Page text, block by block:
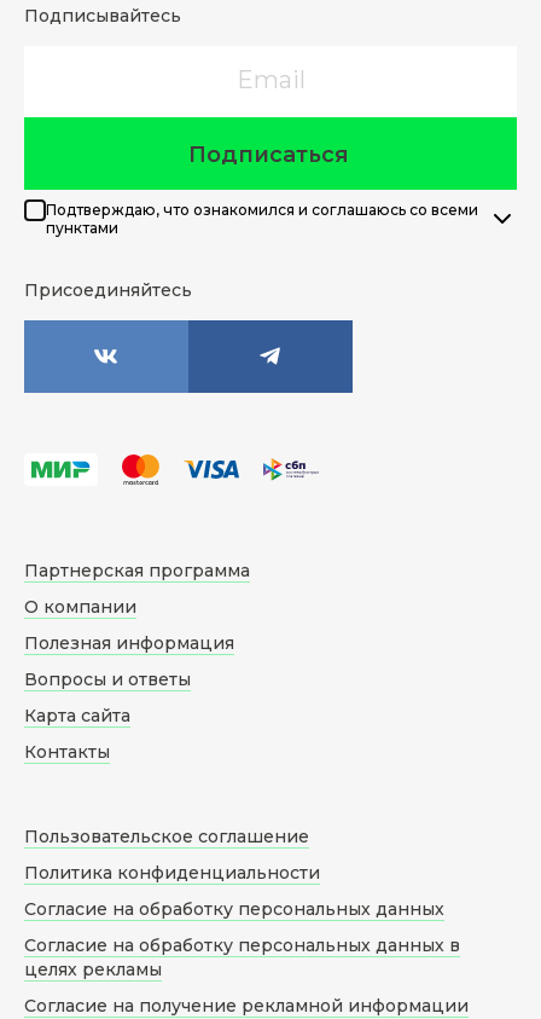
Подписывайтесь
Подписаться
Подтверждаю, что ознакомился и соглашаюсь со всеми
пунктами
Присоединяйтесь
Партнерская программа
О компании
Полезная информация
Вопросы и ответы
Карта сайта
Контакты
Пользовательское соглашение
Политика конфиденциальности
Согласие на обработку персональных данных
Согласие на обработку персональных данных в
целях рекламы
Согласие на получение рекламной информации